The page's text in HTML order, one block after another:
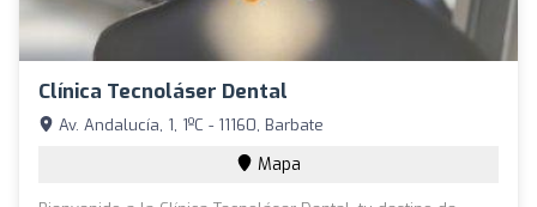
Clínica Tecnoláser Dental
Av. Andalucía, 1, 1ºC - 11160, Barbate
Mapa